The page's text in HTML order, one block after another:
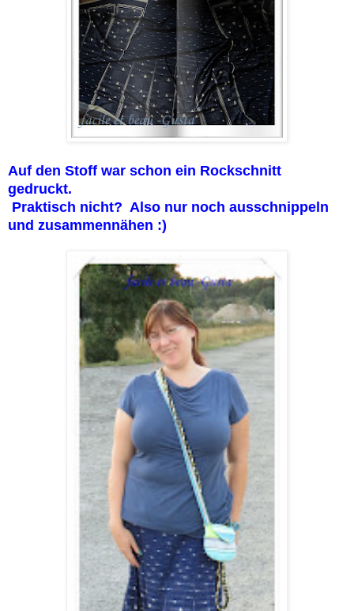
Auf den Stoff war schon ein Rockschnitt
gedruckt.
Praktisch nicht? Also nur noch ausschnippeln
und zusammennähen :)